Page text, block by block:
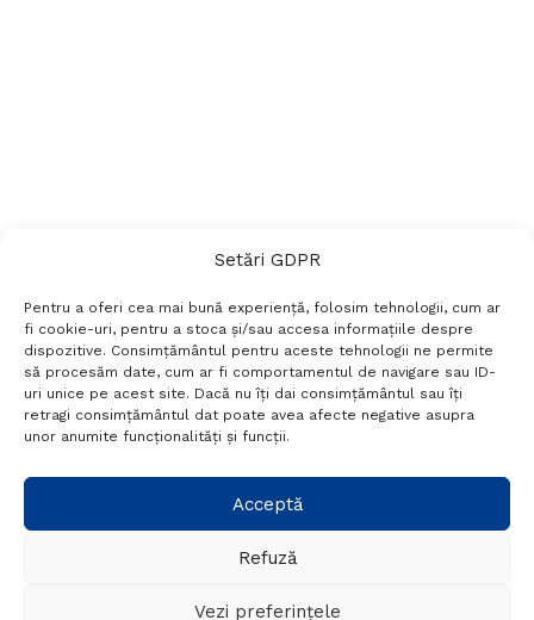
Setări GDPR
Pentru a oferi cea mai bună experiență, folosim tehnologii, cum ar
fi cookie-uri, pentru a stoca și/sau accesa informațiile despre
dispozitive. Consimțământul pentru aceste tehnologii ne permite
să procesăm date, cum ar fi comportamentul de navigare sau ID-
uri unice pe acest site. Dacă nu îți dai consimțământul sau îți
retragi consimțământul dat poate avea afecte negative asupra
unor anumite funcționalități și funcții.
Acceptă
Refuză
Vezi preferințele
Termeni si conditii
Politică de confidențialitate
Politica cookies
Setări GDPR
+40 788 760 194